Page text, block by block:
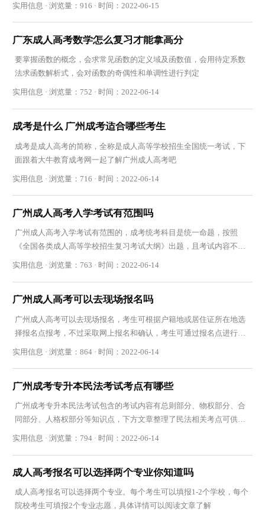
实用信息 · 浏览量：916 · 时间：2022-06-15
广东成人高考数学怎么复习才能拿高分
要掌握函数的概念，会求常见函数的定义域及函数值，会用待定系数
法求函数解析式，会对函数的奇偶性和单调性进行判定
实用信息 · 浏览量：752 · 时间：2022-06-14
成考是什么 广州成考适合哪些考生
成考是成人高考的简称，全称是成人高等学校招生全国统一考试，下
面跟着大牛教育成考网一起了解广州成人高考吧
实用信息 · 浏览量：716 · 时间：2022-06-14
广州成人高考入学考试有范围吗
广州成人高考入学考试有范围的，成考统考科目是统一命题，按照
《全国各类成人高等学校招生复习考试大纲》出题，且考试内容不超
出大纲范围
实用信息 · 浏览量：763 · 时间：2022-06-14
广州成人高考可以去现场报名吗
广州成人高考可以去现场报名，考生可根据户籍地或居住证所在地选
择报名点报考，不过采取网上报名和确认，考生可通过报名点进行网
上报名
实用信息 · 浏览量：864 · 时间：2022-06-14
广州成考专升本民法考试考点有哪些
广州成考专升本民法考试包含的考试内容有总则部分、物权部分、合
同部分、人格权部分等知识点，下方文章整理了民法相关考点可供考
生复习参考
实用信息 · 浏览量：794 · 时间：2022-06-14
成人高考报名可以选择两个专业你知道吗
成人高考报名可以选择两个专业。每个考生可以填报1-2个学校，每个
院校考生可填报2个专业志愿，具体详情可以阅读文章了解